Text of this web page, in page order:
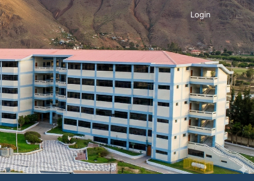
Login